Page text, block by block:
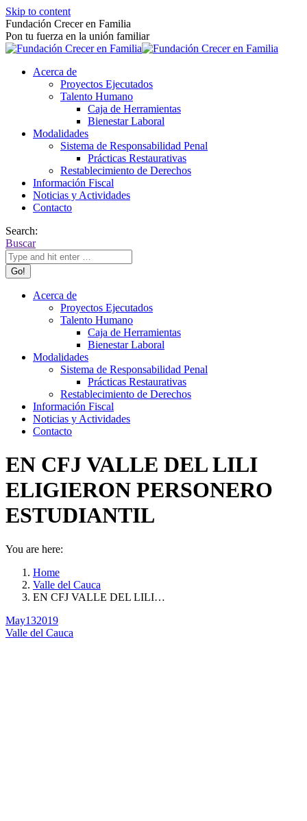
Skip to content
Fundación Crecer en Familia
Pon tu fuerza en la unión familiar
Acerca de
Proyectos Ejecutados
Talento Humano
Caja de Herramientas
Bienestar Laboral
Modalidades
Sistema de Responsabilidad Penal
Prácticas Restaurativas
Restablecimiento de Derechos
Información Fiscal
Noticias y Actividades
Contacto
Search:
Buscar
Acerca de
Proyectos Ejecutados
Talento Humano
Caja de Herramientas
Bienestar Laboral
Modalidades
Sistema de Responsabilidad Penal
Prácticas Restaurativas
Restablecimiento de Derechos
Información Fiscal
Noticias y Actividades
Contacto
EN CFJ VALLE DEL LILI
ELIGIERON PERSONERO
ESTUDIANTIL
You are here:
Home
Valle del Cauca
EN CFJ VALLE DEL LILI…
May132019
Valle del Cauca